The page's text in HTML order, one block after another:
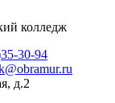
колледж
30-94
д.2